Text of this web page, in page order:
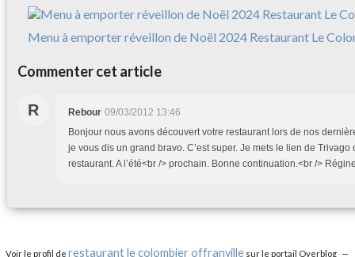
Menu à emporter réveillon de Noël 2024 Restaurant Le
Commenter cet article
R Rebour 09/03/2012 13:46
Bonjour nous avons découvert votre restaurant lors de nos
je vous dis un grand bravo. C’est super. Je mets le lien de Trivago
restaurant. A l’été<br /> prochain. Bonne continuation.<br />
Voir le profil derestaurant le colombier offranville sur le portail Overblog